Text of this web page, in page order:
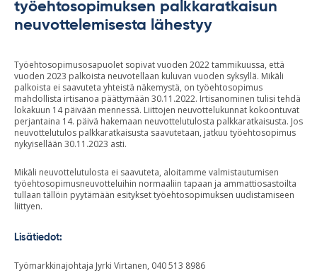
työehtosopimuksen palkkaratkaisun
neuvottelemisesta lähestyy
Työehtosopimusosapuolet sopivat vuoden 2022 tammikuussa, että
vuoden 2023 palkoista neuvotellaan kuluvan vuoden syksyllä. Mikäli
palkoista ei saavuteta yhteistä näkemystä, on työehtosopimus
mahdollista irtisanoa päättymään 30.11.2022. Irtisanominen tulisi tehdä
lokakuun 14 päivään mennessä. Liittojen neuvottelukunnat kokoontuvat
perjantaina 14. päivä hakemaan neuvottelutulosta palkkaratkaisusta. Jos
neuvottelutulos palkkaratkaisusta saavutetaan, jatkuu työehtosopimus
nykyisellään 30.11.2023 asti.
Mikäli neuvottelutulosta ei saavuteta, aloitamme valmistautumisen
työehtosopimusneuvotteluihin normaaliin tapaan ja ammattiosastoilta
tullaan tällöin pyytämään esitykset työehtosopimuksen uudistamiseen
liittyen.
Lisätiedot:
Työmarkkinajohtaja Jyrki Virtanen, 040 513 8986